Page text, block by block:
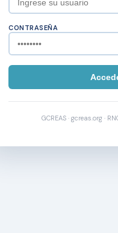
CONTRASEÑA
GCREAS · gcreas.org ·